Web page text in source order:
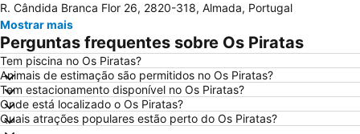
Baixa de Lisboa
Parque Eduardo VII
Praça de Touros de Campo Pequeno
Praia das Azenhas do Mar
Estação de Caminhos de Ferro de Sete Rios
Belém
Avenida da Liberdade
da Figueirinha
Marquês de Pombal
Praia das Maçãs
Fonte da Telha
R. Cândida Branca Flor 26, 2820-318, Almada, Portugal
Mostrar mais
Perguntas frequentes sobre Os Piratas
Tem piscina no Os Piratas?
Animais de estimação são permitidos no Os Piratas?
Tem estacionamento disponível no Os Piratas?
Onde está localizado o Os Piratas?
Quais atrações populares estão perto do Os Piratas?